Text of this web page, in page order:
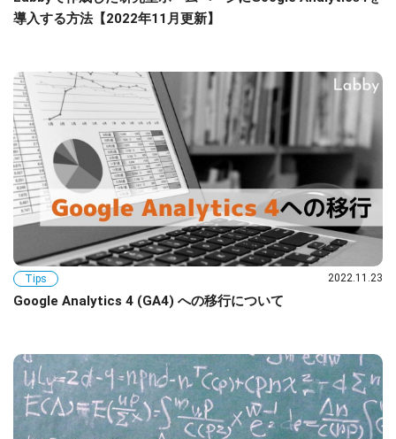
導入する方法【2022年11月更新】
Tips 2022.11.23
Google Analytics 4 (GA4) への移行について